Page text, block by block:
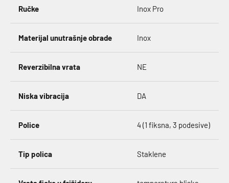
Ručke Inox Pro
Materijal unutrašnje obrade Inox
Reverzibilna vrata NE
Niska vibracija DA
Police 4 (1 fiksna, 3 podesive)
Tip polica Staklene